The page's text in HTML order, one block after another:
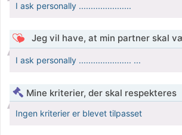
I ask personally ......................
Jeg vil have, at min partner skal
I ask personally ...................... ...
Mine kriterier, der skal respekteres
Ingen kriterier er blevet tilpasset